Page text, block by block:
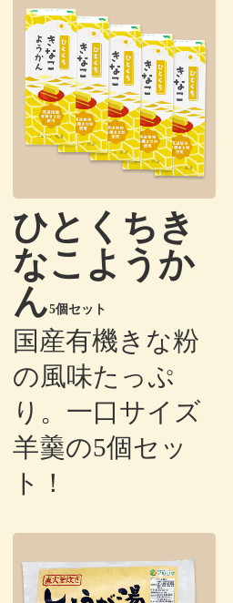
ひとくちき
なこようか
ん5個セット
国産有機きな粉
の風味たっぷ
り。一口サイズ
羊羹の5個セッ
ト！